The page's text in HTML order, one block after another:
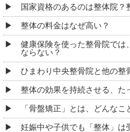
国家資格のあるのは整体院？
整体の料金はなぜ高い？
健康保険を使った整骨院では
ならない？
ひまわり中央整骨院と他の整
整体の効果を持続させる、た
「骨盤矯正」とは、どんなこ
妊娠中や子供でも「整体」は